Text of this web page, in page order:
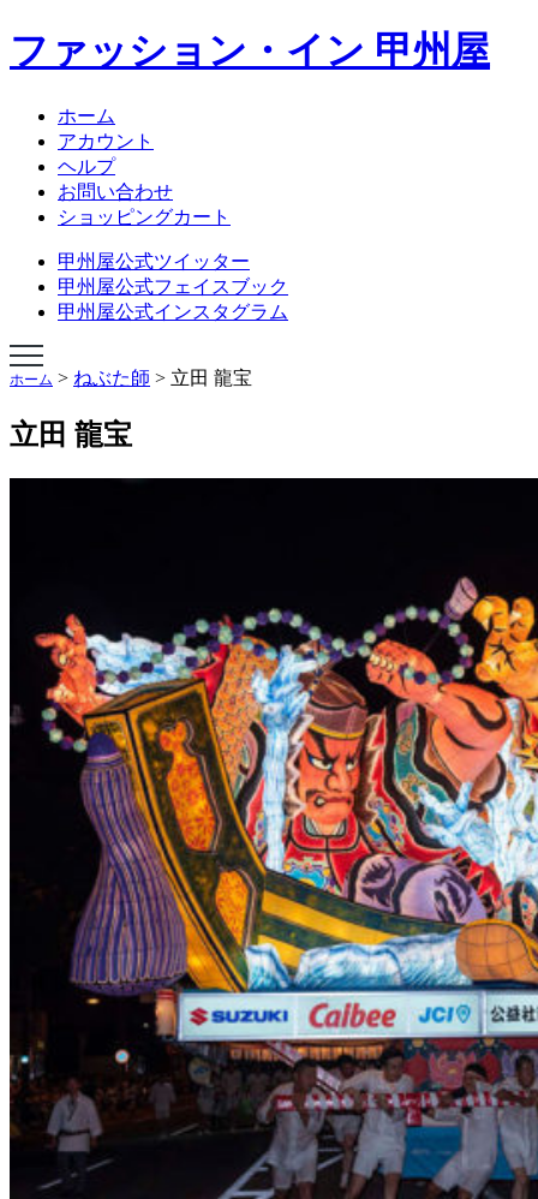
ファッション・イン 甲州屋
ホーム
アカウント
ヘルプ
お問い合わせ
ショッピングカート
甲州屋公式ツイッター
甲州屋公式フェイスブック
甲州屋公式インスタグラム
NEBUTA JAPAN
NEBUTA STYLE
ねぶたハネト衣装レンタル
ねぶた囃子方衣装
AOMORI ORIGINAL TIES
オリジナルあおもりグッズ
学生専科ビバ甲州屋
ショップページ
ホーム > ねぶた師 > 立田 龍宝
立田 龍宝